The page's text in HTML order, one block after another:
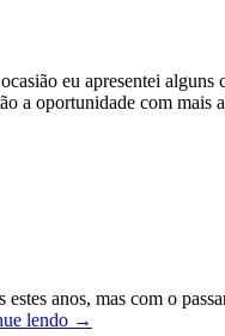
eu apresentei
a oportunidade com mais
anos, mas com o
lendo Tmux
→